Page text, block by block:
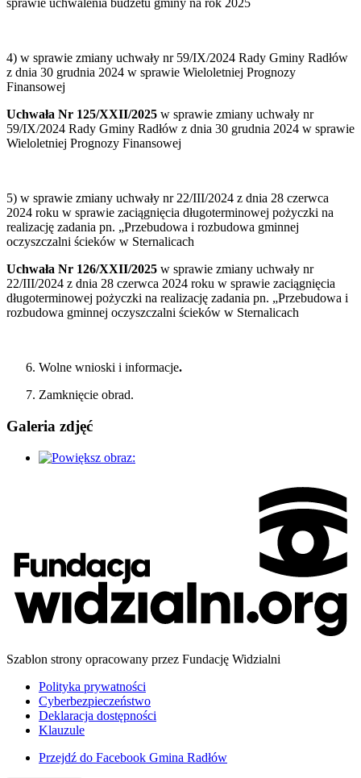
sprawie uchwalenia budżetu gminy na rok 2025
4) w sprawie zmiany uchwały nr 59/IX/2024 Rady Gminy Radłów
z dnia 30 grudnia 2024 w sprawie Wieloletniej Prognozy
Finansowej
Uchwała Nr 125/XXII/2025 w sprawie zmiany uchwały nr
59/IX/2024 Rady Gminy Radłów z dnia 30 grudnia 2024 w sprawie
Wieloletniej Prognozy Finansowej
5) w sprawie zmiany uchwały nr 22/III/2024 z dnia 28 czerwca
2024 roku w sprawie zaciągnięcia długoterminowej pożyczki na
realizację zadania pn. „Przebudowa i rozbudowa gminnej
oczyszczalni ścieków w Sternalicach
Uchwała Nr 126/XXII/2025 w sprawie zmiany uchwały nr
22/III/2024 z dnia 28 czerwca 2024 roku w sprawie zaciągnięcia
długoterminowej pożyczki na realizację zadania pn. „Przebudowa i
rozbudowa gminnej oczyszczalni ścieków w Sternalicach
Wolne wnioski i informacje.
Zamknięcie obrad.
Galeria zdjęć
Szablon strony opracowany przez Fundację Widzialni
Polityka prywatności
Cyberbezpieczeństwo
Deklaracja dostępności
Klauzule
Przejdź do Facebook Gmina Radłów